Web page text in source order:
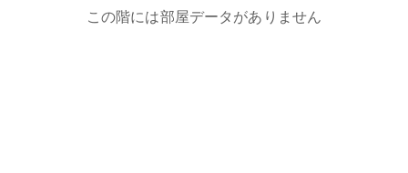
この階には部屋データがありません